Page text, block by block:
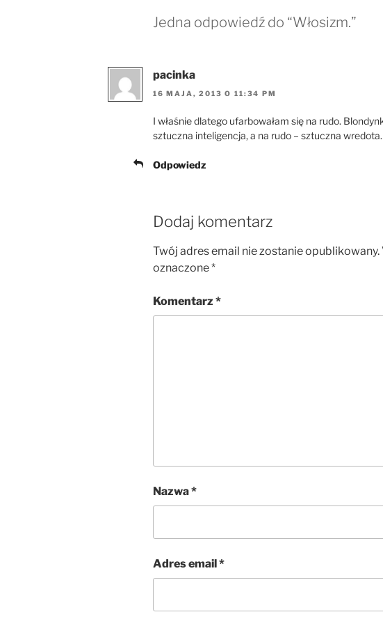
Jedna odpowiedź do “Włosizm.”
pacinka
16 MAJA, 2013 O 11:34 PM
I właśnie dlatego ufarbowałam się na rudo.
sztuczna inteligencja, a na rudo – sztuczna wredota.
Odpowiedz
Dodaj komentarz
Twój adres email nie zostanie opublikowany.
oznaczone*
Komentarz *
Nazwa*
Adres email*